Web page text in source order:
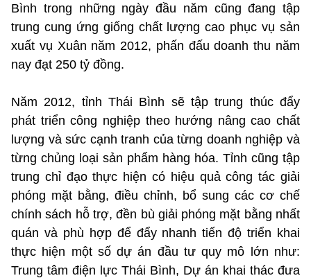
Bình trong những ngày đầu năm cũng đang tập
trung cung ứng giống chất lượng cao phục vụ sản
xuất vụ Xuân năm 2012, phấn đấu doanh thu năm
nay đạt 250 tỷ đồng.
Năm 2012, tỉnh Thái Bình sẽ tập trung thúc đẩy
phát triển công nghiệp theo hướng nâng cao chất
lượng và sức cạnh tranh của từng doanh nghiệp và
từng chủng loại sản phẩm hàng hóa. Tỉnh cũng tập
trung chỉ đạo thực hiện có hiệu quả công tác giải
phóng mặt bằng, điều chỉnh, bổ sung các cơ chế
chính sách hỗ trợ, đền bù giải phóng mặt bằng nhất
quán và phù hợp để đẩy nhanh tiến độ triển khai
thực hiện một số dự án đầu tư quy mô lớn như:
Trung tâm điện lực Thái Bình, Dự án khai thác đưa